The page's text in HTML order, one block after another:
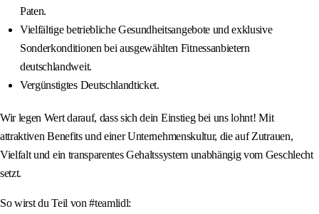
Paten.
Vielfältige betriebliche Gesundheitsangebote und exklusive
Sonderkonditionen bei ausgewählten Fitnessanbietern
deutschlandweit.
Vergünstigtes Deutschlandticket.
Wir legen Wert darauf, dass sich dein Einstieg bei uns lohnt! Mit
attraktiven Benefits und einer Unternehmenskultur, die auf Zutrauen,
Vielfalt und ein transparentes Gehaltssystem unabhängig vom Geschlecht
setzt.
So wirst du Teil von #teamlidl: